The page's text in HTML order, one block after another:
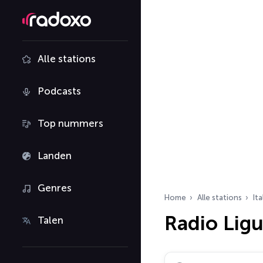
Alle stations
Podcasts
Top nummers
Landen
Genres
Talen
Home Alle stations
Radio
Zoek radiostations…